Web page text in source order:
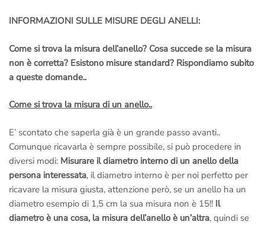
INFORMAZIONI SULLE MISURE DEGLI ANELLI:
Come si trova la misura dell’anello? Cosa succede se la misura
non è corretta? Esistono misure standard? Rispondiamo subito
a queste domande..
Come si trova la misura di un anello..
E’ scontato che saperla già è un grande passo avanti..
Comunque ricavarla è sempre possibile, si può procedere in
diversi modi: Misurare il diametro interno di un anello della
persona interessata, il diametro interno è per noi perfetto per
ricavare la misura giusta, attenzione però, se un anello ha un
diametro esempio di 1,5 cm la sua misura non è 15!! Il
diametro è una cosa, la misura dell’anello è un’altra, quindi se